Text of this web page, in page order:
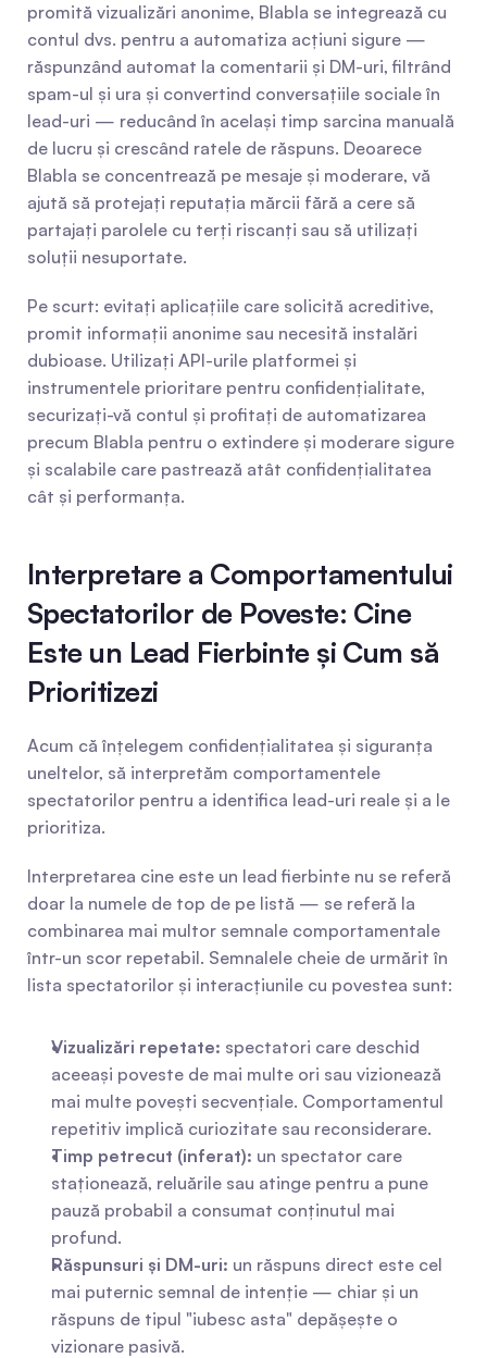
promită vizualizări anonime, Blabla se integrează cu
contul dvs. pentru a automatiza acțiuni sigure —
răspunzând automat la comentarii și DM-uri, filtrând
spam-ul și ura și convertind conversațiile sociale în
lead-uri — reducând în același timp sarcina manuală
de lucru și crescând ratele de răspuns. Deoarece
Blabla se concentrează pe mesaje și moderare, vă
ajută să protejați reputația mărcii fără a cere să
partajați parolele cu terți riscanți sau să utilizați
soluții nesuportate.
Pe scurt: evitați aplicațiile care solicită acreditive,
promit informații anonime sau necesită instalări
dubioase. Utilizați API-urile platformei și
instrumentele prioritare pentru confidențialitate,
securizați-vă contul și profitați de automatizarea
precum Blabla pentru o extindere și moderare sigure
și scalabile care pastrează atât confidențialitatea
cât și performanța.
Interpretare a Comportamentului
Spectatorilor de Poveste: Cine
Este un Lead Fierbinte și Cum să
Prioritizezi
Acum că înțelegem confidențialitatea și siguranța
uneltelor, să interpretăm comportamentele
spectatorilor pentru a identifica lead-uri reale și a le
prioritiza.
Interpretarea cine este un lead fierbinte nu se referă
doar la numele de top de pe listă — se referă la
combinarea mai multor semnale comportamentale
într-un scor repetabil. Semnalele cheie de urmărit în
lista spectatorilor și interacțiunile cu povestea sunt:
Vizualizări repetate: spectatori care deschid
aceeași poveste de mai multe ori sau vizionează
mai multe povești secvențiale. Comportamentul
repetitiv implică curiozitate sau reconsiderare.
Timp petrecut (inferat): un spectator care
staționează, reluările sau atinge pentru a pune
pauză probabil a consumat conținutul mai
profund.
Răspunsuri și DM-uri: un răspuns direct este cel
mai puternic semnal de intenție — chiar și un
răspuns de tipul "iubesc asta" depășește o
vizionare pasivă.